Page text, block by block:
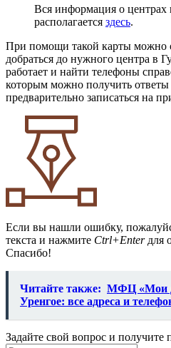
Вся информация о
располагается здесь.
При помощи такой карты можно
добраться до нужного центра в
работает и найти телефоны
которым можно получить
предварительно записаться на
Если вы нашли ошибку,
текста и нажмите Ctrl+Enterдля
Спасибо!
Читайте также: МФЦ «Мои
Уренгое: все адреса и
Задайте свой вопрос и